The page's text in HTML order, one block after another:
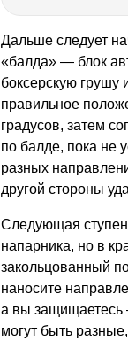
Дальше следует
«балда» — блок
боксерскую грушу
правильное
градусов, затем
по балде, пока не
разных
другой стороны
Следующая
напарника, но в
закольцованный
наносите
а вы защищаетесь
могут быть